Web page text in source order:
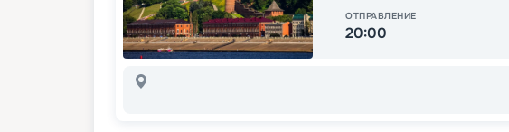
ОТПРАВЛЕНИЕ
20:00